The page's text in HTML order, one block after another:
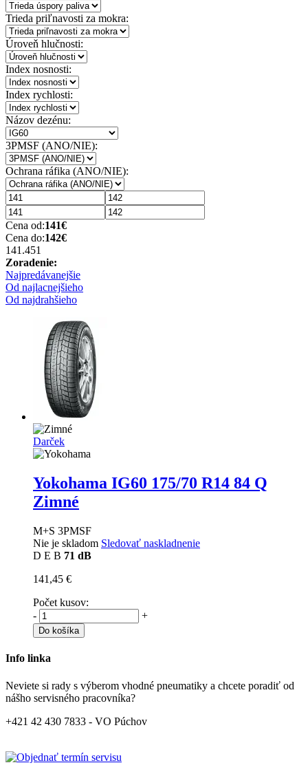
Trieda priľnavosti za mokra:
Úroveň hlučnosti:
Index nosnosti:
Index rychlosti:
Názov dezénu:
3PMSF (ANO/NIE):
Ochrana ráfika (ANO/NIE):
Cena od:141€
Cena do:142€
141.451
Zoradenie:
Najpredávanejšie
Od najlacnejšieho
Od najdrahšieho
Darček
Yokohama IG60 175/70 R14 84 Q
Zimné
M+S 3PMSF
Nie je skladom Sledovať naskladnenie
D E B 71 dB
141,45 €
Počet kusov:
-
+
Do košíka
Info linka
Neviete si rady s výberom vhodné pneumatiky a chcete poradiť od
nášho servisného pracovníka?
+421 42 430 7833 - VO Púchov